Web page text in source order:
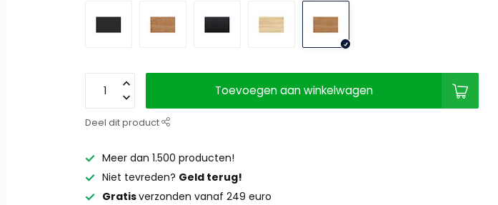
Toevoegen aan winkelwagen
Deel dit product
Meer dan 1.500 producten!
Niet tevreden? Geld terug!
Gratisverzonden vanaf 249 euro